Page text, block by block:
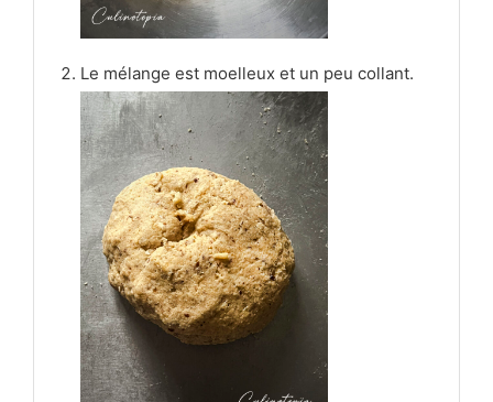
Le mélange est moelleux et un peu collant.